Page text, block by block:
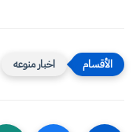
اخبار منوعه